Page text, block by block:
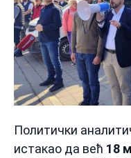
Политички
истакао да већ 18